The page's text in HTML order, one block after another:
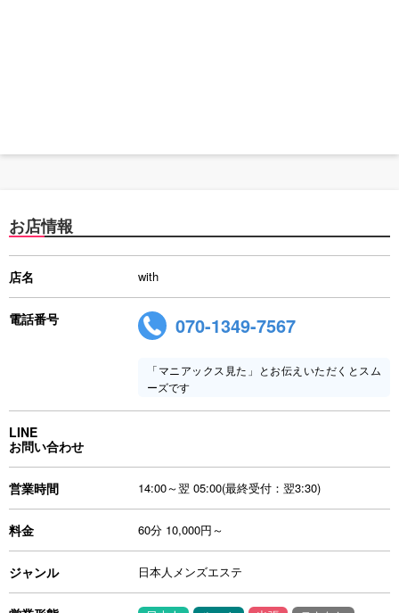
お店情報
店名 with
電話番号 070-1349-7567
「マニアックス見た」とお伝えいただくとスム
ーズです
LINE
お問い合わせ
営業時間 14:00～翌 05:00(最終受付：翌3:30)
料金 60分 10,000円～
ジャンル 日本人メンズエステ